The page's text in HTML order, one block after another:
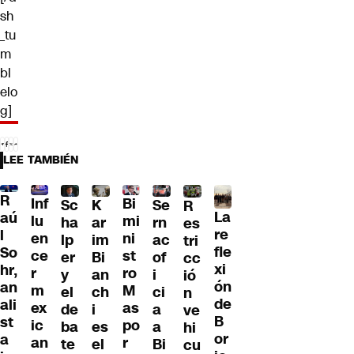
sh
_tu
m
bl
elo
g]
LEE TAMBIÉN
R
aú
l
So
hr,
an
ali
st
a
Inf
lu
en
ce
r
m
ex
ic
an
Sc
ha
lp
er
y
el
de
ba
te
K
ar
im
Bi
an
ch
i
es
el
Bi
mi
ni
st
ro
M
as
po
r
Se
rn
ac
of
i
ci
a
a
Bi
R
es
tri
cc
ió
n
ve
hi
cu
La
re
fle
xi
ón
de
B
or